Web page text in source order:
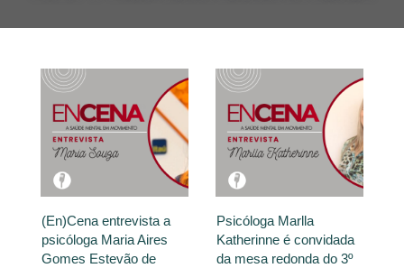
(En)Cena entrevista a
psicóloga Maria Aires
Gomes Estevão de
Psicóloga Marlla
Katherinne é convidada
da mesa redonda do 3º